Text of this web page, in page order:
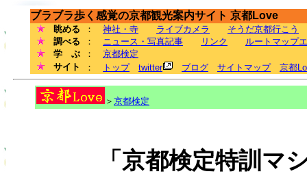
ブラブラ歩く感覚の京都観光案内サイト 京都Love
眺める ： 神社・寺 ライブカメラ
そうだ京都行こう
調べる
： ニュース・写真記事 リンク
ルートマップ
学 ぶ
： 京都検定
サイト
： トップ twitter ブログ サイトマップ 京都
＞ 京都検定
「京都検定特訓マ